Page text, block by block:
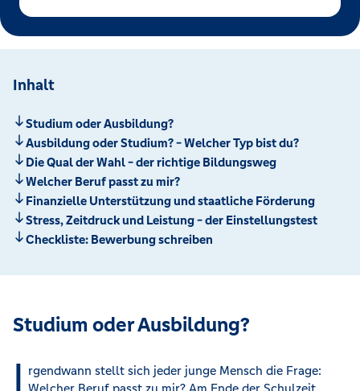
Inhalt
Studium oder Ausbildung?
Ausbildung oder Studium? - Welcher Typ bist du?
Die Qual der Wahl - der richtige Bildungsweg
Welcher Beruf passt zu mir?
Finanzielle Unterstützung und staatliche Förderung
Stress, Zeitdruck und Leistung - der Einstellungstest
Checkliste: Bewerbung schreiben
Studium oder Ausbildung?
I rgendwann stellt sich jeder junge Mensch die Frage: